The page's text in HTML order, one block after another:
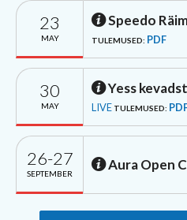
23
MAY
Speedo
TULEMUSED: PDF
30
MAY
Yess
LIVE TULEMUSED:
26-27
SEPTEMBER
Aura Open